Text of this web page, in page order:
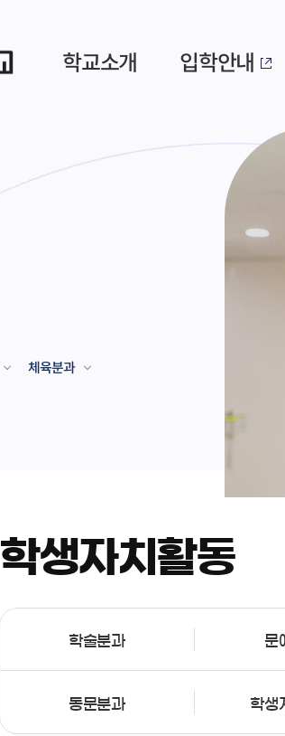
학교소개 입학안내
체육분과
학생자치활동
학술분과 문
동문분과 학생